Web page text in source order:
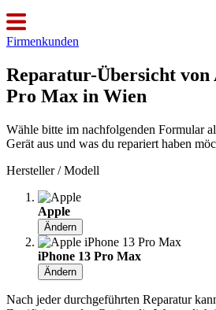
Firmenkunden
Reparatur-Übersicht von
Pro Max in Wien
Wähle bitte im nachfolgenden Formular
Gerät aus und was du repariert haben
Hersteller / Modell
Apple
Ändern
iPhone 13 Pro Max
Ändern
Nach jeder durchgeführten Reparatur